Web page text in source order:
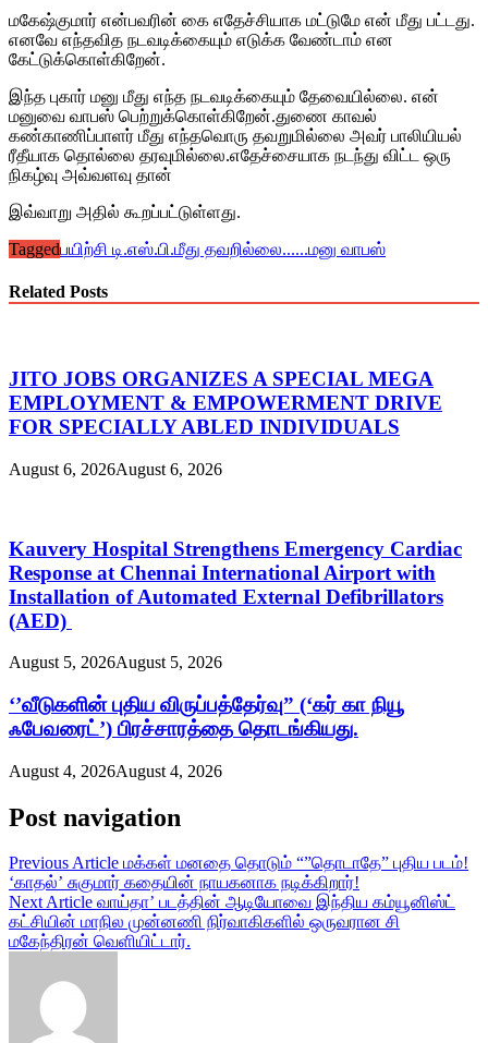
மகேஷ்குமார் என்பவரின் கை எதேச்சியாக மட்டுமே என் மீது பட்டது.
எனவே எந்தவித நடவடிக்கையும் எடுக்க வேண்டாம் என
கேட்டுக்கொள்கிறேன்.
இந்த புகார் மனு மீது எந்த நடவடிக்கையும் தேவையில்லை. என்
மனுவை வாபஸ் பெற்றுக்கொள்கிறேன்.துணை காவல்
கண்காணிப்பாளர் மீது எந்தவொரு தவறுமில்லை அவர் பாலியியல்
ரீதீயாக தொல்லை தரவுமில்லை.எதேச்சையாக நடந்து விட்ட ஒரு
நிகழ்வு அவ்வளவு தான்
இவ்வாறு அதில் கூறப்பட்டுள்ளது.
Taggedபயிற்சி டி.எஸ்.பி.மீது தவறில்லை......மனு வாபஸ்
Related Posts
JITO JOBS ORGANIZES A SPECIAL MEGA
EMPLOYMENT & EMPOWERMENT DRIVE
FOR SPECIALLY ABLED INDIVIDUALS
August 6, 2026August 6, 2026
Kauvery Hospital Strengthens Emergency Cardiac
Response at Chennai International Airport with
Installation of Automated External Defibrillators
(AED)
August 5, 2026August 5, 2026
‘’வீடுகளின் புதிய விருப்பத்தேர்வு” (‘கர் கா நியூ
ஃபேவரைட்’) பிரச்சாரத்தை தொடங்கியது.
August 4, 2026August 4, 2026
Post navigation
Previous Article மக்கள் மனதை தொடும் “”தொடாதே” புதிய படம்!
‘காதல்’ சுகுமார் கதையின் நாயகனாக நடிக்கிறார்!
Next Article வாய்தா’ படத்தின் ஆடியோவை இந்திய கம்யூனிஸ்ட்
கட்சியின் மாநில முன்னணி நிர்வாகிகளில் ஒருவரான சி
மகேந்திரன் வெளியிட்டார்.